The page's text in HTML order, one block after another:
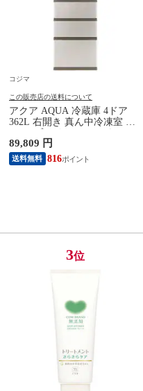
コジマ
この販売店の送料について
アクア AQUA 冷蔵庫 4ドア
362L 右開き 真ん中冷凍室 幅
60cm ブライトシャンパン
AQR-36A-N（標準設置無料）
89,809 円
送料無料 816
3位